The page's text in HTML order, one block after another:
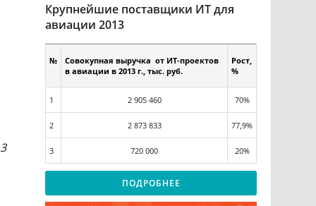
Крупнейшие поставщики ИТ для
авиации 2013
№
Совокупная выручка от ИТ-проектов
в авиации в 2013 г., тыс. руб.
Рост,
%
1 2 905 460 70%
2 2 873 833 77,9%
3 720 000 20%
ПОДРОБНЕЕ